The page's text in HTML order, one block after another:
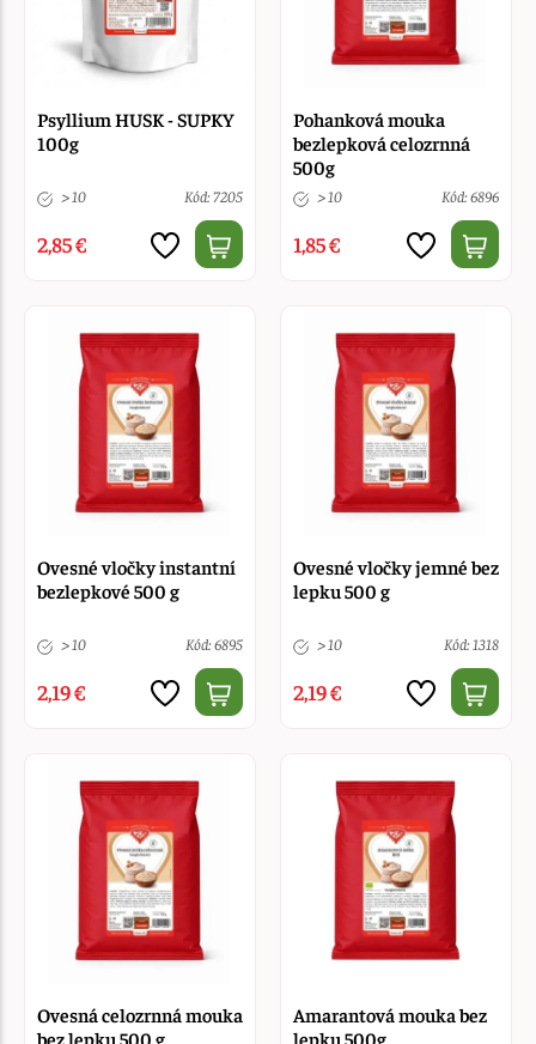
Psyllium HUSK - SUPKY
100g
> 10 Kód: 7205
2,85 €
Pohanková mouka
bezlepková celozrnná
500g
> 10 Kód: 6896
1,85 €
Ovesné vločky instantní
bezlepkové 500 g
> 10 Kód: 6895
2,19 €
Ovesné vločky jemné bez
lepku 500 g
> 10 Kód: 1318
2,19 €
Ovesná celozrnná mouka
bez lepku 500 g
Amarantová mouka bez
lepku 500g